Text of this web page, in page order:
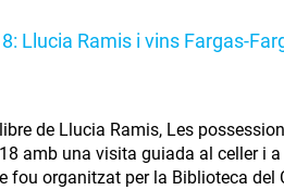
Llucia Ramis i vins Fargas-
de Llucia Ramis, Les
amb una visita guiada al celler i
fou organitzat per la Biblioteca del